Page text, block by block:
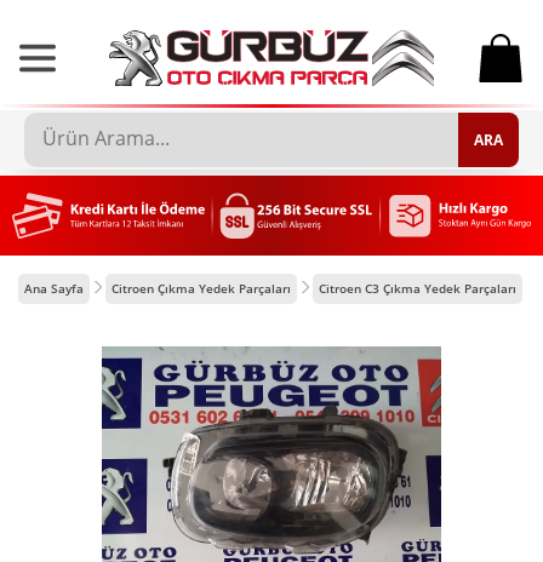
0
ARA
Ana Sayfa Citroen Çıkma Yedek Parçaları Citroen C3 Çıkma Yedek Parçaları